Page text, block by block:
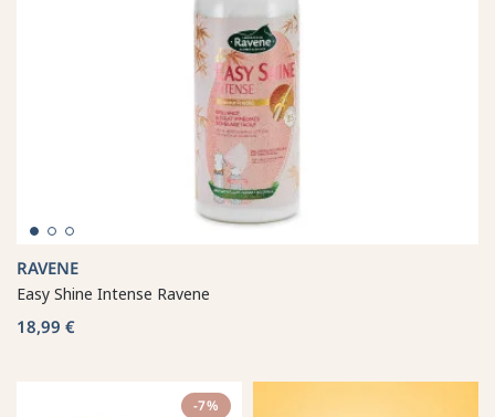
RAVENE
Easy Shine Intense Ravene
18,99 €
-7%